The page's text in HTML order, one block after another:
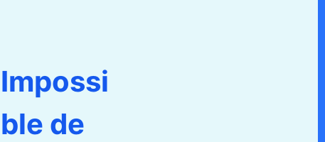
Impossi
ble de